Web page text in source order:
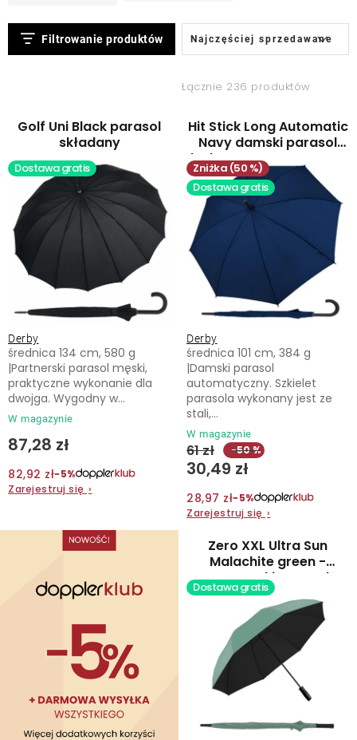
Kolekcja
Korzyści klubu
O nas
Kontakt
Filtrowanie produktów
i
a
r
d
u
k
Łącznie 236 produktów
S
o
r
o
a
n
e
p
u
k
t
ó
w
Najczęściej sprzedawane
Golf Uni Black parasol
składany
Dostawa gratis
Derby
W magazynie
87,28 zł
82,92 zł−5%
Zarejestruj się ›
średnica 134 cm, 580 g
|Partnerski parasol męski,
praktyczne wykonanie dla
dwojga. Wygodny w...
Hit Stick Long Automatic
Navy damski parasol
laskowy automatyczny
(50 %)
Dostawa gratis
Derby
W magazynie
30,49 zł
61 zł −50 %
28,97 zł−5%
Zarejestruj się ›
średnica 101 cm, 384 g
|Damski parasol
automatyczny. Szkielet
parasola wykonany jest ze
stali,...
Zero XXL Ultra Sun
Malachite green -
partnerski parasol
laseczkowy
Dostawa gratis